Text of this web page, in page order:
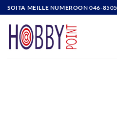
Skip
to
content
SOITA MEILLE NUMEROON 046-